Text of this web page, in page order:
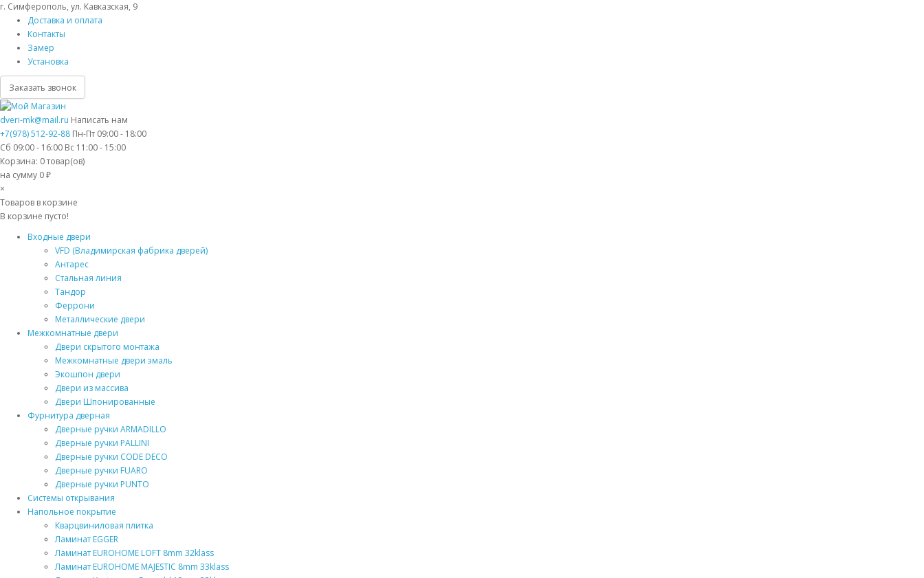
г. Симферополь, ул. Кавказская, 9
Доставка и оплата
Контакты
Замер
Установка
Заказать звонок
dveri-mk@mail.ru Написать нам
+7(978) 512-92-88 Пн-Пт 09:00 - 18:00
Сб 09:00 - 16:00 Вс 11:00 - 15:00
Корзина: 0товар(ов)
на сумму 0 ₽
×
Товаров в корзине
В корзине пусто!
Входные двери
VFD (Владимирская фабрика дверей)
Антарес
Стальная линия
Тандор
Феррони
Металлические двери
Межкомнатные двери
Двери скрытого монтажа
Межкомнатные двери эмаль
Экошпон двери
Двери из массива
Двери Шпонированные
Фурнитура дверная
Дверные ручки ARMADILLO
Дверные ручки PALLINI
Дверные ручки CODE DECO
Дверные ручки FUARO
Дверные ручки PUNTO
Системы открывания
Напольное покрытие
Кварцвиниловая плитка
Ламинат EGGER
Ламинат EUROHOME LOFT 8mm 32klass
Ламинат EUROHOME MAJESTIC 8mm 33klass